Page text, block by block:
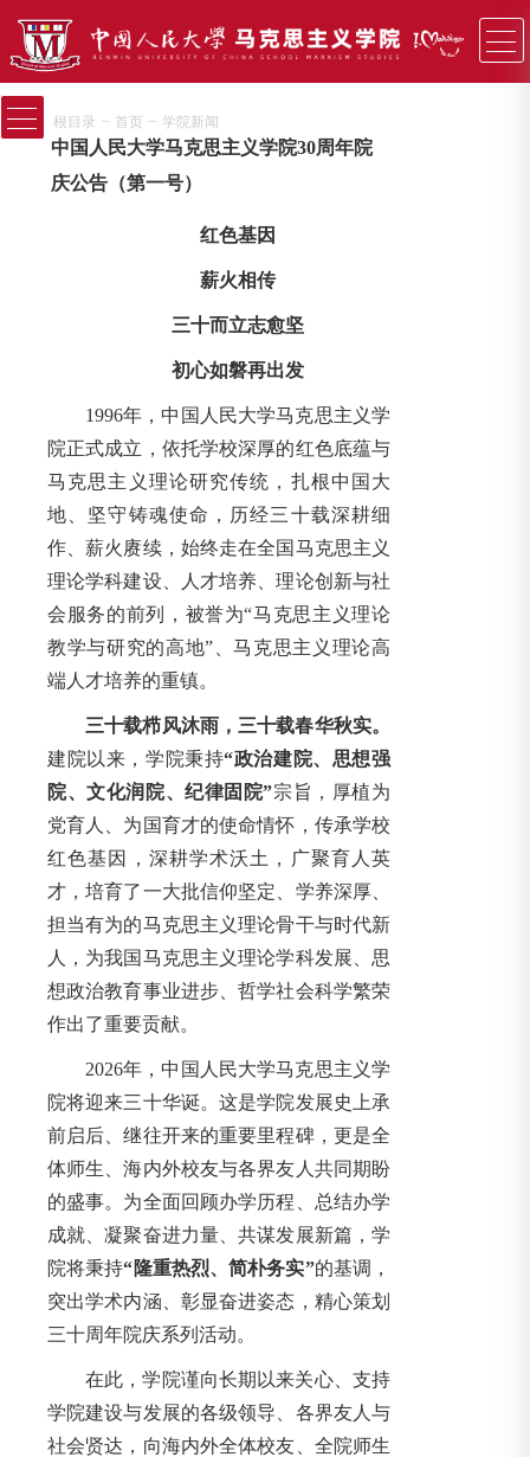
根目录 − 首页 − 学院新闻
中国人民大学马克思主义学院30周年院
庆公告（第一号）
红色基因
薪火相传
三十而立志愈坚
初心如磐再出发
1996年，中国人民大学马克思主义学
院正式成立，依托学校深厚的红色底蕴与
马克思主义理论研究传统，扎根中国大
地、坚守铸魂使命，历经三十载深耕细
作、薪火赓续，始终走在全国马克思主义
理论学科建设、人才培养、理论创新与社
会服务的前列，被誉为“马克思主义理论
教学与研究的高地”、马克思主义理论高
端人才培养的重镇。
三十载栉风沐雨，三十载春华秋实。
建院以来，学院秉持“政治建院、思想强
院、文化润院、纪律固院”宗旨，厚植为
党育人、为国育才的使命情怀，传承学校
红色基因，深耕学术沃土，广聚育人英
才，培育了一大批信仰坚定、学养深厚、
担当有为的马克思主义理论骨干与时代新
人，为我国马克思主义理论学科发展、思
想政治教育事业进步、哲学社会科学繁荣
作出了重要贡献。
2026年，中国人民大学马克思主义学
院将迎来三十华诞。这是学院发展史上承
前启后、继往开来的重要里程碑，更是全
体师生、海内外校友与各界友人共同期盼
的盛事。为全面回顾办学历程、总结办学
成就、凝聚奋进力量、共谋发展新篇，学
院将秉持“隆重热烈、简朴务实”的基调，
突出学术内涵、彰显奋进姿态，精心策划
三十周年院庆系列活动。
在此，学院谨向长期以来关心、支持
学院建设与发展的各级领导、各界友人与
社会贤达，向海内外全体校友、全院师生